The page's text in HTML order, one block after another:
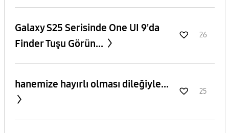
Galaxy S25 Serisinde One UI 9'da
Finder Tuşu Görün...
26
hanemize hayırlı olması dileğiyle...
25